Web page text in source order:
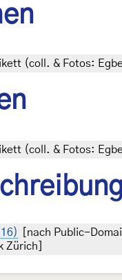
(coll. & Fotos:
(coll. & Fotos:
[nach Public-
Zürich]